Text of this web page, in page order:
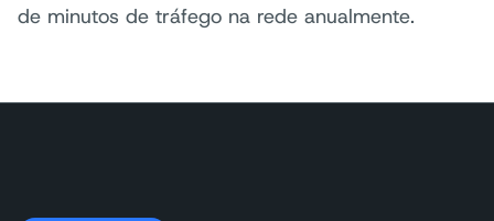
de minutos de tráfego na rede anualmente.